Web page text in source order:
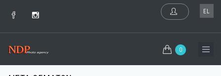
EL
0